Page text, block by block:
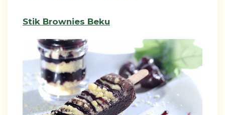
Stik Brownies Beku